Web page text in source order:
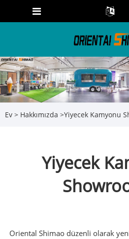
Ev > Hakkımızda >Yiyecek Kamyonu
Yiyecek
Oriental Shimao düzenli olarak